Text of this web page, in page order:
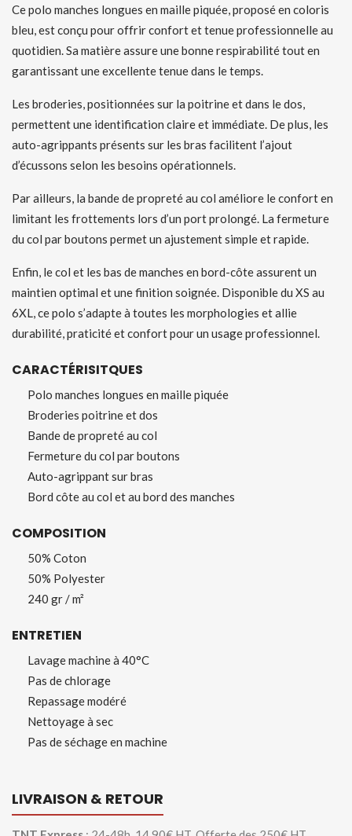
Ce polo manches longues en maille piquée, proposé en coloris
bleu, est conçu pour offrir confort et tenue professionnelle au
quotidien. Sa matière assure une bonne respirabilité tout en
garantissant une excellente tenue dans le temps.
Les broderies, positionnées sur la poitrine et dans le dos,
permettent une identification claire et immédiate. De plus, les
auto-agrippants présents sur les bras facilitent l’ajout
d’écussons selon les besoins opérationnels.
Par ailleurs, la bande de propreté au col améliore le confort en
limitant les frottements lors d’un port prolongé. La fermeture
du col par boutons permet un ajustement simple et rapide.
Enfin, le col et les bas de manches en bord-côte assurent un
maintien optimal et une finition soignée. Disponible du XS au
6XL, ce polo s’adapte à toutes les morphologies et allie
durabilité, praticité et confort pour un usage professionnel.
CARACTÉRISITQUES
Polo manches longues en maille piquée
Broderies poitrine et dos
Bande de propreté au col
Fermeture du col par boutons
Auto-agrippant sur bras
Bord côte au col et au bord des manches
COMPOSITION
50% Coton
50% Polyester
240 gr / m²
ENTRETIEN
Lavage machine à 40°C
Pas de chlorage
Repassage modéré
Nettoyage à sec
Pas de séchage en machine
LIVRAISON & RETOUR